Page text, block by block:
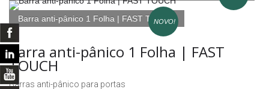
Barra anti-pânico 1 Folha | FAST TOUCH
NOVO!
Barra anti-pânico 1 Folha | FAST
TOUCH
Barras anti-pânico para portas